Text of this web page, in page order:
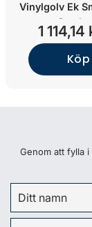
Vinylgolv Ek
1
Köp
Genom att fylla